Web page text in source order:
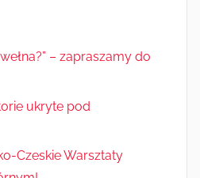
– zapraszamy do
ukryte pod
Czeskie Warsztaty